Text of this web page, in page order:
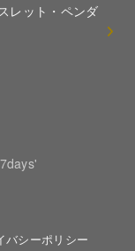
レット・ペンダ
バシーポリシー